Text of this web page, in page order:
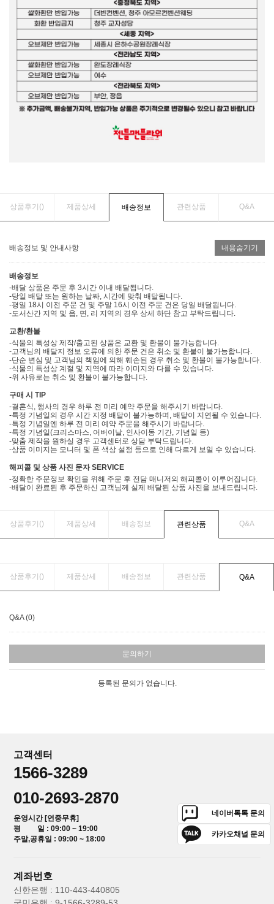
상품후기() 제품상세 배송정보 관련상품 Q&A
배송정보 및 안내사항 내용숨기기
배송정보
-배달 상품은 주문 후 3시간 이내 배달됩니다.
-당일 배달 또는 원하는 날짜, 시간에 맞춰 배달됩니다.
-평일 18시 이전 주문 건 및 주말 16시 이전 주문 건은 당일 배달됩니다.
-도서산간 지역 및 읍, 면, 리 지역의 경우 상세 하단 참고 부탁드립니다.
교환/환불
-식물의 특성상 제작/출고된 상품은 교환 및 환불이 불가능합니다.
-고객님의 배달지 정보 오류에 의한 주문 건은 취소 및 환불이 불가능합니다.
-단순 변심 및 고객님의 책임에 의해 훼손된 경우 취소 및 환불이 불가능합니다.
-식물의 특성상 계절 및 지역에 따라 이미지와 다를 수 있습니다.
-위 사유로는 취소 및 환불이 불가능합니다.
구매 시 TIP
-결혼식, 행사의 경우 하루 전 미리 예약 주문을 해주시기 바랍니다.
-특정 기념일의 경우 시간 지정 배달이 불가능하며, 배달이 지연될 수 있습니다.
-특정 기념일엔 하루 전 미리 예약 주문을 해주시기 바랍니다.
-특정 기념일(크리스마스, 어버이날, 인사이동 기간, 기념일 등)
-맞춤 제작을 원하실 경우 고객센터로 상담 부탁드립니다.
-상품 이미지는 모니터 및 폰 색상 설정 등으로 인해 다르게 보일 수 있습니다.
해피콜 및 상품 사진 문자 SERVICE
-정확한 주문정보 확인을 위해 주문 후 전담 매니저의 해피콜이 이루어집니다.
-배달이 완료된 후 주문하신 고객님께 실제 배달된 상품 사진을 보내드립니다.
상품후기() 제품상세 배송정보 관련상품 Q&A
상품후기() 제품상세 배송정보 관련상품 Q&A
Q&A (0)
문의하기
등록된 문의가 없습니다.
고객센터
1566-3289
010-2693-2870
운영시간 [연중무휴]
평 일 : 09:00 ~ 19:00
주말,공휴일 : 09:00 ~ 18:00
네이버톡톡 문의
카카오채널 문의
계좌번호
신한은행 : 110-443-440805